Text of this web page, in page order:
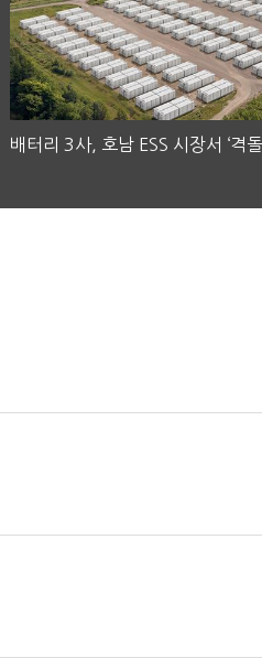
배터리 3사, 호남 ESS 시장서 ‘격돌